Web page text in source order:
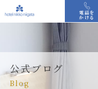
電話を
かける
公式ブログ
Blog